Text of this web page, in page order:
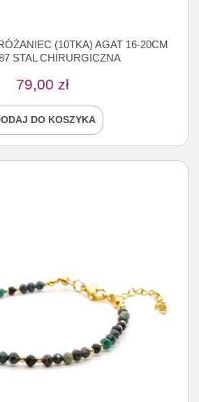
(10TKA) AGAT 16-20CM
STAL CHIRURGICZNA
79,00 zł
DO KOSZYKA